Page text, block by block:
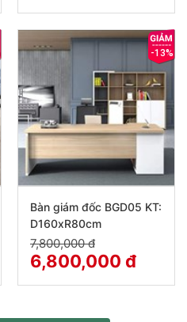
Bàn giám đốc BGD05 KT:
D160xR80cm
7,800,000 đ
6,800,000 đ
-13%